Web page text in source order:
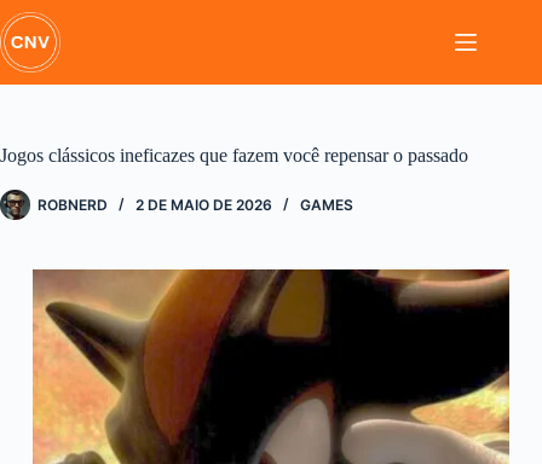
Pular
para
o
conteúdo
Jogos clássicos ineficazes que fazem você repensar o passado
ROBNERD 2 DE MAIO DE 2026 GAMES